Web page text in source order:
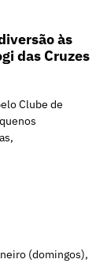
às
das Cruzes
Clube de
(domingos),